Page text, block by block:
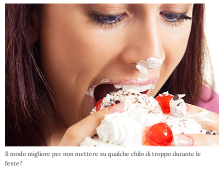
Il modo migliore per non mettere su qualche chilo di troppo durante le
feste?